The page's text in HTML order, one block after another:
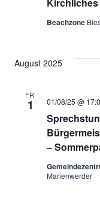
Beachzone
August 2025
FR.
1
–
01/08/25 @
Marienwerder